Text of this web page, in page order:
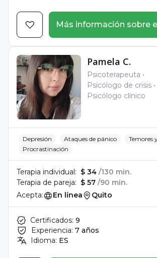
Más información sobre
Pamela C.
Psicoterapeuta
Psicólogo de crisis
Psicólogo clínico
Depresión Ataques de pánico
Temores
Procrastinación
Terapia individual: $ 34 /130 min.
Terapia de pareja: $ 57 /90 min.
Acepta:
En línea Quito
Certificados: 9
Experiencia: 7 años
Idioma: ES